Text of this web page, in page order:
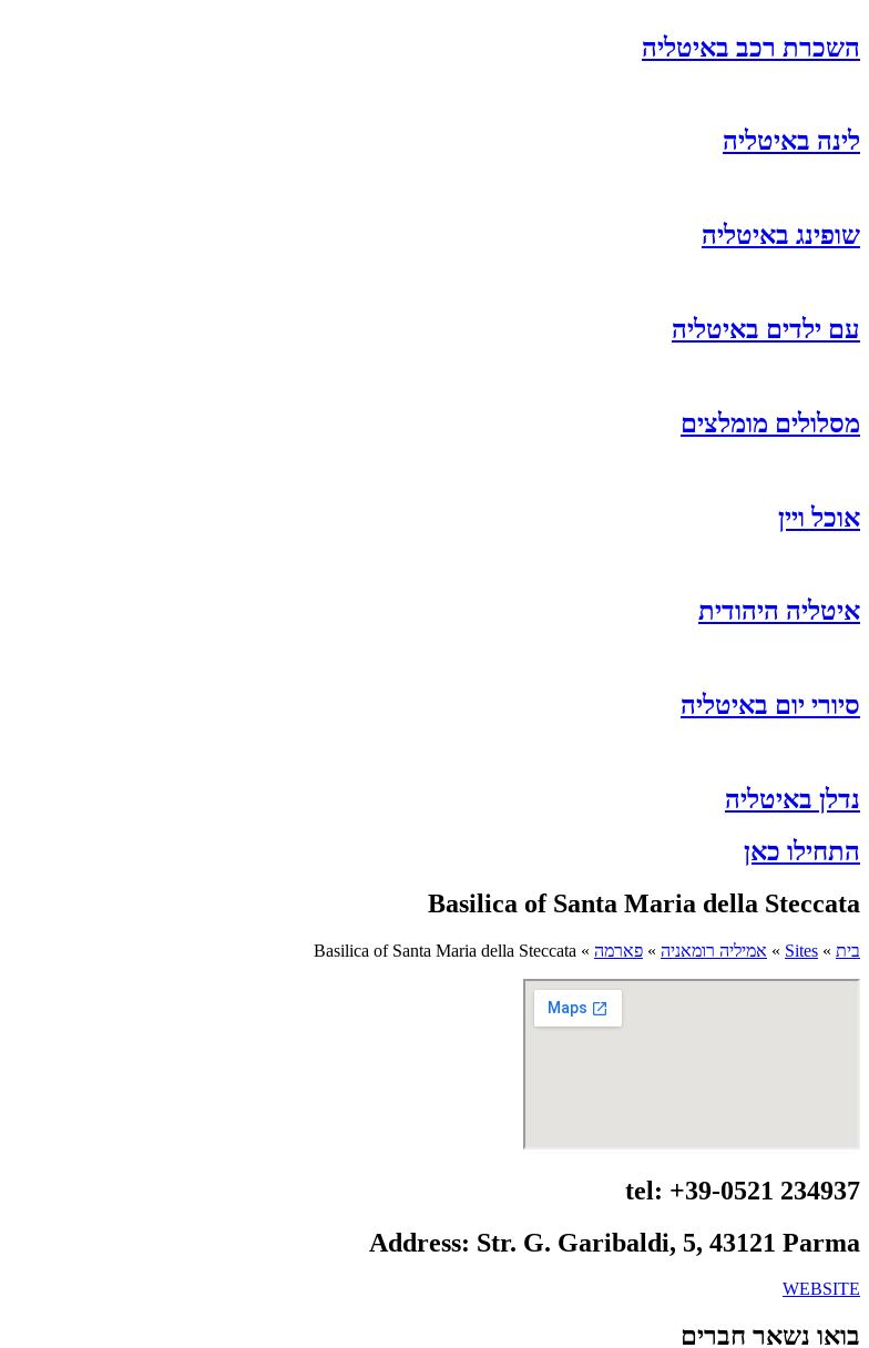
השכרת רכב באיטליה
לינה באיטליה
שופינג באיטליה
עם ילדים באיטליה
מסלולים מומלצים
אוכל ויין
איטליה היהודית
סיורי יום באיטליה
נדלן באיטליה
התחילו כאן
Basilica of Santa Maria della Steccata
בית »
Sites
» אמיליה רומאניה » פארמה »
Basilica of Santa Maria della Steccata
tel: +39-0521 234937
Address: Str. G. Garibaldi, 5, 43121 Parma
WEBSITE
בואו נשאר חברים